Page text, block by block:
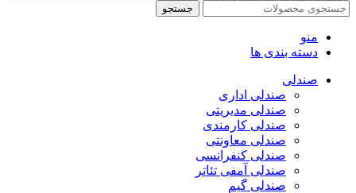
جستجو
منو
دسته بندی ها
صندلی
صندلی اداری
صندلی مدیریتی
صندلی کارمندی
صندلی معاونتی
صندلی کنفرانسی
صندلی آمفی تئاتر
صندلی گیم